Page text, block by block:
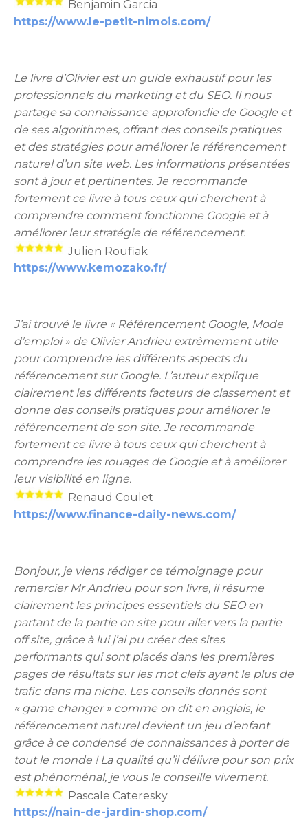
Benjamin Garcia
https://www.le-petit-nimois.com/
Le livre d’Olivier est un guide exhaustif pour les
professionnels du marketing et du SEO. Il nous
partage sa connaissance approfondie de Google et
de ses algorithmes, offrant des conseils pratiques
et des stratégies pour améliorer le référencement
naturel d’un site web. Les informations présentées
sont à jour et pertinentes. Je recommande
fortement ce livre à tous ceux qui cherchent à
comprendre comment fonctionne Google et à
améliorer leur stratégie de référencement.
Julien Roufiak
https://www.kemozako.fr/
J’ai trouvé le livre « Référencement Google, Mode
d’emploi » de Olivier Andrieu extrêmement utile
pour comprendre les différents aspects du
référencement sur Google. L’auteur explique
clairement les différents facteurs de classement et
donne des conseils pratiques pour améliorer le
référencement de son site. Je recommande
fortement ce livre à tous ceux qui cherchent à
comprendre les rouages de Google et à améliorer
leur visibilité en ligne.
Renaud Coulet
https://www.finance-daily-news.com/
Bonjour, je viens rédiger ce témoignage pour
remercier Mr Andrieu pour son livre, il résume
clairement les principes essentiels du SEO en
partant de la partie on site pour aller vers la partie
off site, grâce à lui j’ai pu créer des sites
performants qui sont placés dans les premières
pages de résultats sur les mot clefs ayant le plus de
trafic dans ma niche. Les conseils donnés sont
« game changer » comme on dit en anglais, le
référencement naturel devient un jeu d’enfant
grâce à ce condensé de connaissances à porter de
tout le monde ! La qualité qu’il délivre pour son prix
est phénoménal, je vous le conseille vivement.
Pascale Cateresky
https://nain-de-jardin-shop.com/